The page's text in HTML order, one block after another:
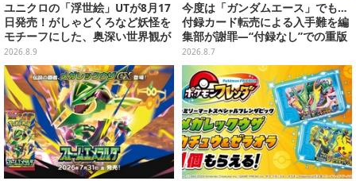
ユニクロの「浮世絵」UTが8月17
日発売！がしゃどくろなど妖怪を
モチーフにした、奥深い世界観が
最高にオシャレ
2026.8.9
今度は「ガンダムエース」でも…
付録カード転売による入手難を編
集部が謝罪―“付録なし”での重版
対応を進行中
2026.8.7